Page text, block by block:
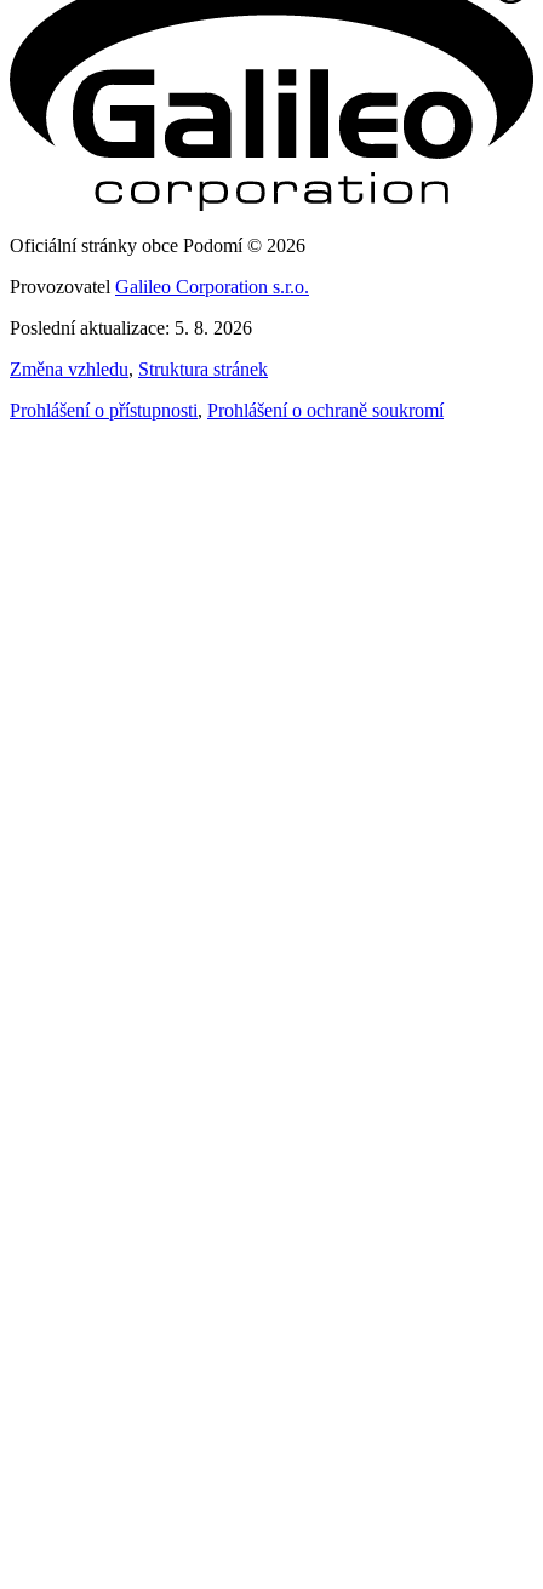
Oficiální stránky obce Podomí © 2026
Provozovatel Galileo Corporation s.r.o.
Poslední aktualizace: 5. 8. 2026
Změna vzhledu, Struktura stránek
Prohlášení o přístupnosti, Prohlášení o ochraně soukromí